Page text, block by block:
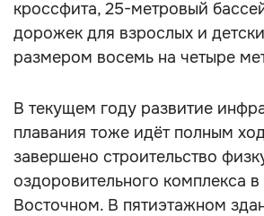
кроссфита, 25-метровый
дорожек для взрослых и
размером восемь на четыре
В текущем году развитие
плавания тоже идёт полным
завершено строительство
оздоровительного комплекса
Восточном. В пятиэтажном